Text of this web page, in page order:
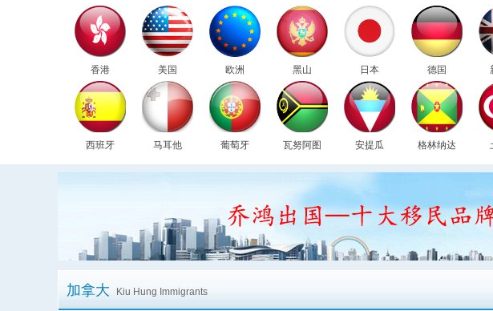
香港 美国 欧洲 黑山 日本 德国
西班牙 马耳他 葡萄牙 瓦努阿图 安提瓜 格林纳达
加拿大 Kiu Hung Immigrants